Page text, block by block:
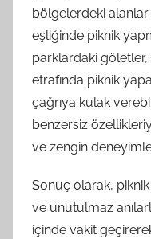
bölgelerdeki
eşliğinde piknik
parklardaki göletler,
etrafında piknik
çağrıya kulak
benzersiz
ve zengin
Sonuç olarak, piknik
ve unutulmaz
içinde vakit